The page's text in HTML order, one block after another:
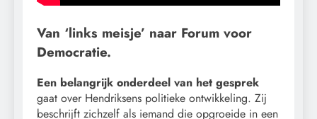
Van ‘links meisje’ naar Forum voor
Democratie.
Een belangrijk onderdeel van het gesprek
gaat over Hendriksens politieke ontwikkeling. Zij
beschrijft zichzelf als iemand die opgroeide in een